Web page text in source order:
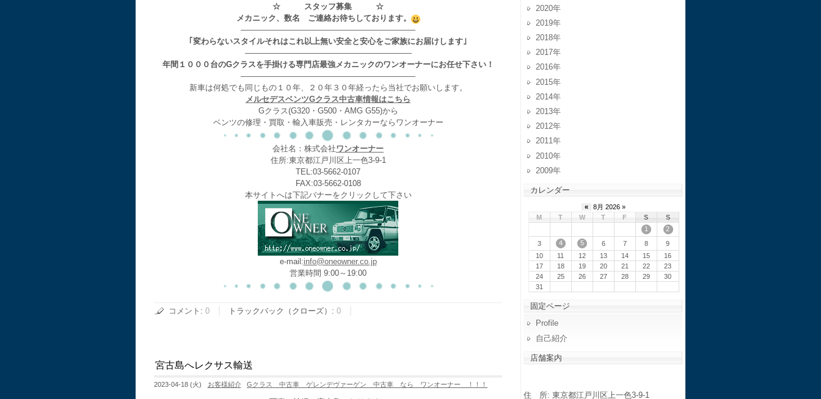
☆ スタッフ募集 ☆
メカニック、数名 ご連絡お待ちしております。
——————————————————————
｢変わらないスタイルそれはこれ以上無い安全と安心をご家族にお届けします｣
—————————————————————
年間１０００台のGクラスを手掛ける専門店最強メカニックのワンオーナーにお任せ下さい！
——————————————————————
新車は何処でも同じもの１０年、２０年３０年経ったら当社でお願いします。
メルセデスベンツGクラス中古車情報はこちら
Gクラス(G320・G500・AMG G55)から
ベンツの修理・買取・輸入車販売・レンタカーならワンオーナー
会社名：株式会社ワンオーナー
住所:東京都江戸川区上一色3-9-1
TEL:03-5662-0107
FAX:03-5662-0108
本サイトへは下記バナーをクリックして下さい
e-mail:info@oneowner.co.jp
営業時間 9:00～19:00
コメント : 0 トラックバック（クローズ）: 0
宮古島へレクサス輸送
2023-04-18 (火) お客様紹介 Gクラス 中古車 ゲレンデヴァーゲン 中古車 なら ワンオーナー ！！！
2020
2019
2018
2017
2016
2015
2014
2013
2012
2011
2010
2009
カレンダー
«
8月 2026 »
M
T W T F S
S
1
2
3
4 5 6 7 8
9
10
11 12 13 14 15
16
17
18 19 20 21 22
23
24
25 26 27 28 29
30
31
固定ページ
Profile
自己紹介
店舗案内
住 所: 東京都江戸川区上一色3-9-1